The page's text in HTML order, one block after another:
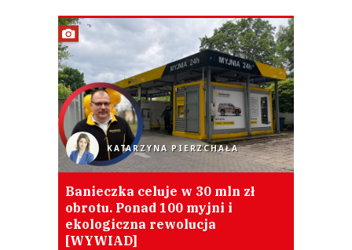
KATARZYNA PIERZCHAŁA
Banieczka celuje w 30 mln zł
obrotu. Ponad 100 myjni i
ekologiczna rewolucja
[WYWIAD]